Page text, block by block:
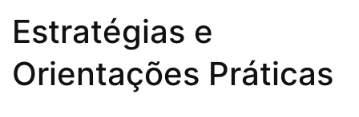
Estratégias e
Orientações Práticas